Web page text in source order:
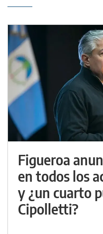
Figueroa
en todos los
y ¿un cuarto
Cipolletti?